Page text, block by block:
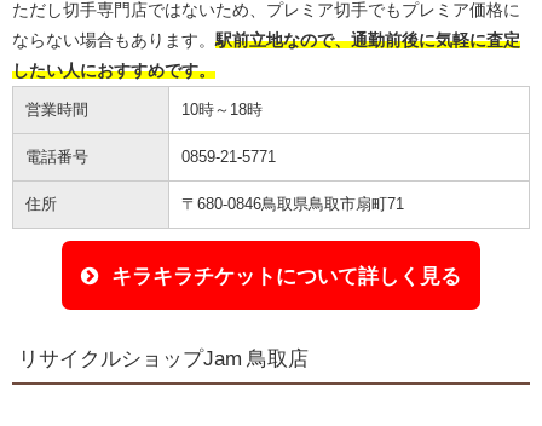
ただし切手専門店ではないため、プレミア切手でもプレミア価格に
ならない場合もあります。 駅前立地なので、通勤前後に気軽に査定
したい人におすすめです。
営業時間 10時～18時
電話番号 0859-21-5771
住所 〒680-0846鳥取県鳥取市扇町71
キラキラチケットについて詳しく見る
リサイクルショップJam 鳥取店